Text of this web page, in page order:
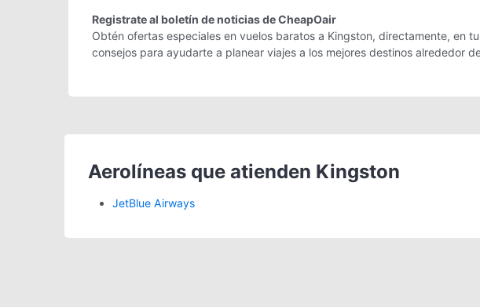
Registrate al boletín de noticias de CheapOair
Obtén ofertas especiales en vuelos baratos a Kingston, directamente, en
consejos para ayudarte a planear viajes a los mejores destinos alrededor
Aerolíneas que atienden Kingston
JetBlue Airways